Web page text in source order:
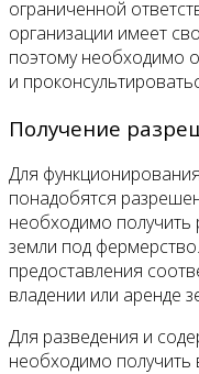
ограниченной
организации имеет
поэтому необходимо
и
Получение
Для
понадобятся
необходимо
земли под
предоставления
владении или аренде
Для разведения и
необходимо получить